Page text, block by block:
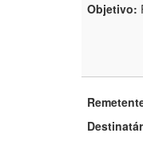
Objetivo: